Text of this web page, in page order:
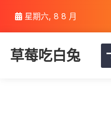
content
星期六, 8 8 月
草莓吃白兔